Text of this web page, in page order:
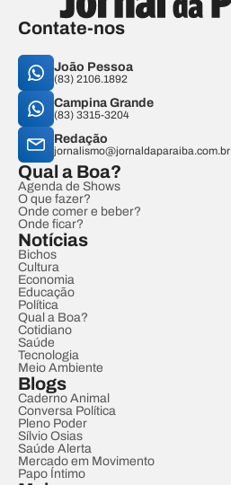
Contate-nos
João Pessoa
(83) 2106.1892
Campina Grande
(83) 3315-3204
Redação
jornalismo@jornaldaparaiba.com.br
Qual a Boa?
Agenda de Shows
O que fazer?
Onde comer e beber?
Onde ficar?
Notícias
Bichos
Cultura
Economia
Educação
Política
Qual a Boa?
Cotidiano
Saúde
Tecnologia
Meio Ambiente
Blogs
Caderno Animal
Conversa Política
Pleno Poder
Sílvio Osias
Saúde Alerta
Mercado em Movimento
Papo Íntimo